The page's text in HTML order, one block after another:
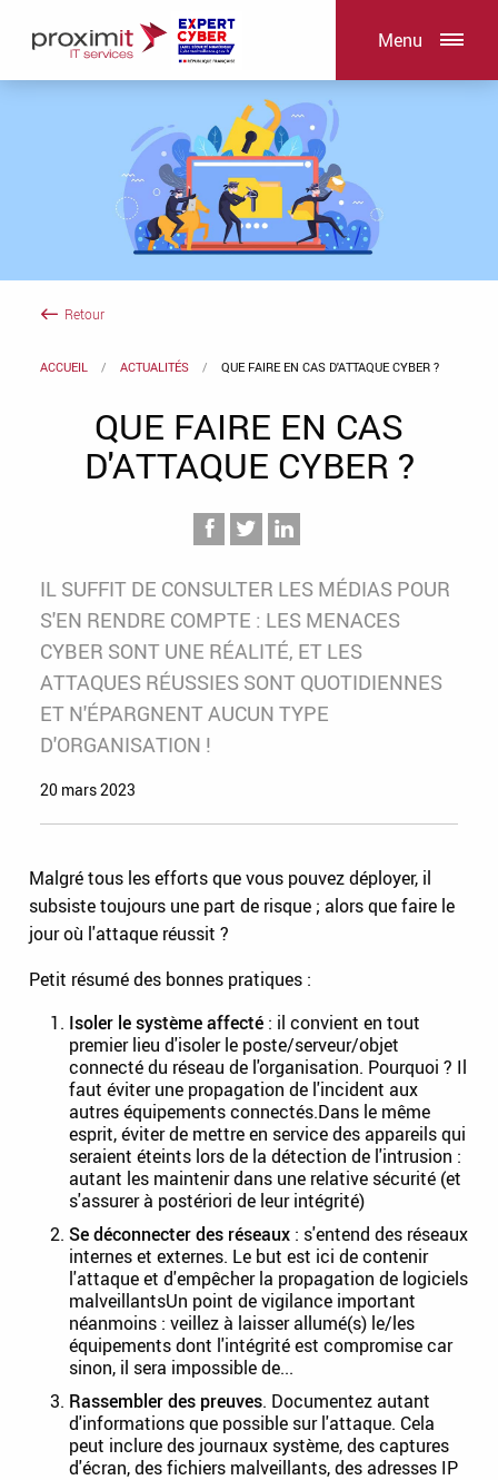
Menu
Retour
ACCUEIL ACTUALITÉS QUE FAIRE EN CAS D'ATTAQUE CYBER ?
QUE FAIRE EN CAS
D'ATTAQUE CYBER ?
IL SUFFIT DE CONSULTER LES MÉDIAS POUR
S'EN RENDRE COMPTE : LES MENACES
CYBER SONT UNE RÉALITÉ, ET LES
ATTAQUES RÉUSSIES SONT QUOTIDIENNES
ET N'ÉPARGNENT AUCUN TYPE
D'ORGANISATION !
20 mars 2023
Malgré tous les efforts que vous pouvez déployer, il
subsiste toujours une part de risque ; alors que faire le
jour où l'attaque réussit ?
Petit résumé des bonnes pratiques :
Isoler le système affecté : il convient en tout
premier lieu d'isoler le poste/serveur/objet
connecté du réseau de l'organisation. Pourquoi ? Il
faut éviter une propagation de l'incident aux
autres équipements connectés.Dans le même
esprit, éviter de mettre en service des appareils qui
seraient éteints lors de la détection de l'intrusion :
autant les maintenir dans une relative sécurité (et
s'assurer à postériori de leur intégrité)
Se déconnecter des réseaux : s'entend des réseaux
internes et externes. Le but est ici de contenir
l'attaque et d'empêcher la propagation de logiciels
malveillantsUn point de vigilance important
néanmoins : veillez à laisser allumé(s) le/les
équipements dont l'intégrité est compromise car
sinon, il sera impossible de...
Rassembler des preuves. Documentez autant
d'informations que possible sur l'attaque. Cela
peut inclure des journaux système, des captures
d'écran, des fichiers malveillants, des adresses IP